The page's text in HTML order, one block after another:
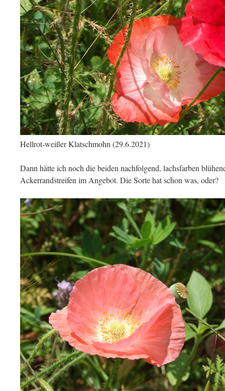
Hellrot-weißer Klatschmohn (29.6.2021)
Dann hätte ich noch die beiden nachfolgend, lachsfarben
Ackerrandstreifen im Angebot. Die Sorte hat schon was, oder?